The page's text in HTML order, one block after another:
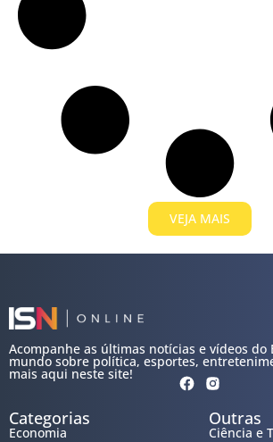
VEJA MAIS
Acompanhe as últimas notícias e vídeos do
mundo sobre política, esportes,
mais aqui neste site!
Categorias
Economia
Outras
Ciência e